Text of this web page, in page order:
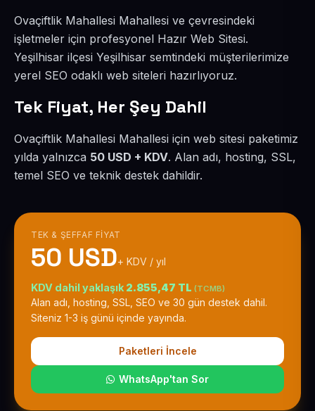
Ovaçiftlik Mahallesi Mahallesi ve çevresindeki
işletmeler için profesyonel Hazır Web Sitesi.
Yeşilhisar ilçesi Yeşilhisar semtindeki müşterilerimize
yerel SEO odaklı web siteleri hazırlıyoruz.
Tek Fiyat, Her Şey Dahil
Ovaçiftlik Mahallesi Mahallesi için web sitesi paketimiz
yılda yalnızca 50 USD + KDV. Alan adı, hosting, SSL,
temel SEO ve teknik destek dahildir.
TEK & ŞEFFAF FIYAT
50 USD+ KDV / yıl
KDV dahil yaklaşık 2.855,47 TL (TCMB)
Alan adı, hosting, SSL, SEO ve 30 gün destek dahil.
Siteniz 1-3 iş günü içinde yayında.
Paketleri İncele
WhatsApp'tan Sor